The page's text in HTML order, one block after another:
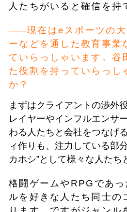
人たちがいると確信を持
現在はeスポーツの
ーなどを通した教育事業
ていらっしゃいます。谷
た役割を持っていらっし
か？
まずはクライアントの渉外
レイヤーやインフルエンサ
わる人たちと会社をつなげ
ィ作りも、注力している部
カホシ”として様々な人たち
格闘ゲームやRPGであ
ルを好きな人たち同士の